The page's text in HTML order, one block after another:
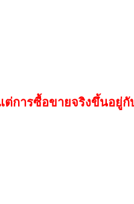
ต่การซื้อขายจริงขึ้นอยู่